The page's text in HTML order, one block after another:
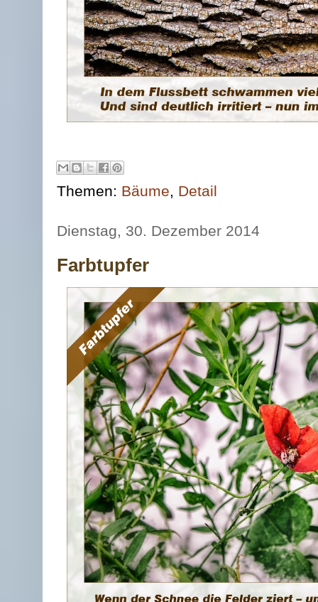
Themen: Bäume, Detail
Dienstag, 30. Dezember 2014
Farbtupfer